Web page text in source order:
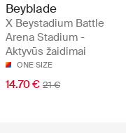
Beyblade
X Beystadium Battle
Arena Stadium -
Aktyvūs žaidimai
ONE SIZE
14.70 € 21 €